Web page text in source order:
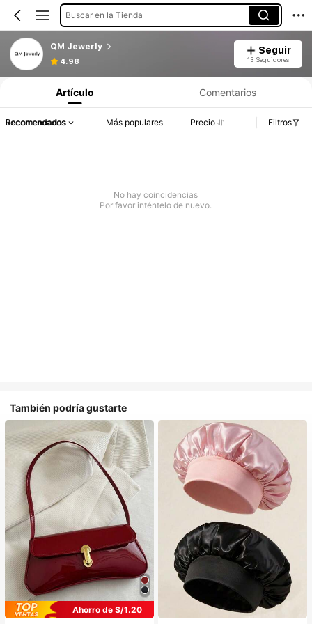
Buscar en la Tienda
QM Jewerly
4.98
Seguir
13 Seguidores
Artículo Comentarios
Recomendados Más populares Precio Filtros
No hay coincidencias
Por favor inténtelo de nuevo.
También podría gustarte
Ahorro de S/1.20
#1 Más vendidos
en Multicolor Gorros para el pelo para mujer
Establecido hace 1 año